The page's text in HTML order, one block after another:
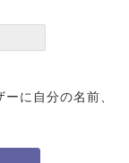
に自分の名前、